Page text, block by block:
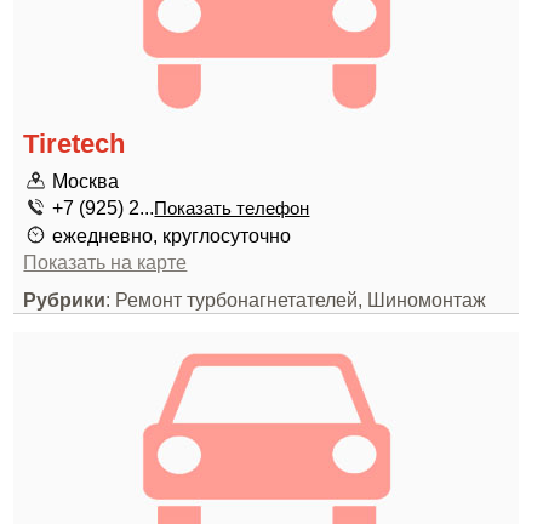
Tiretech
Москва
+7 (925) 2...Показать телефон
ежедневно, круглосуточно
Показать на карте
Рубрики: Ремонт турбонагнетателей, Шиномонтаж